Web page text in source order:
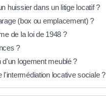
huissier dans un litige locatif ?
(box ou emplacement) ?
de la loi de 1948 ?
?
logement meublé ?
l'intermédiation locative sociale ?